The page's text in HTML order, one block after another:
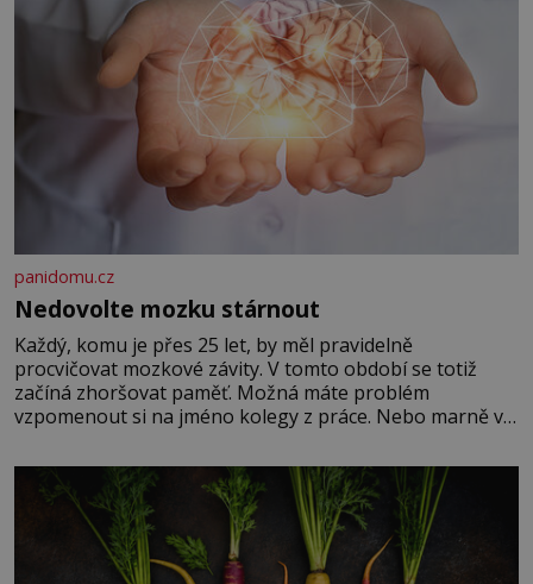
panidomu.cz
Nedovolte mozku stárnout
Každý, komu je přes 25 let, by měl pravidelně
procvičovat mozkové závity. V tomto období se totiž
začíná zhoršovat paměť. Možná máte problém
vzpomenout si na jméno kolegy z práce. Nebo marně v
Je to opravdu tak, s věkem jako kdyby se paměť
rozhodla stávkovat. Cvičte